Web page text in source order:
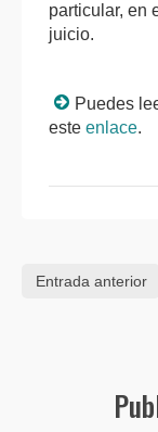
particular, en
juicio.
Puedes
este enlace.
Entrada anterior